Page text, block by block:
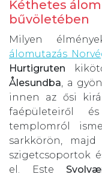
Kéthetes
bűvöletében
Milyen
álomutazás
Hurtigruten
Ålesundba , a
innen az ősi
faépületeiről
templomról
sarkkörön, majd
szigetcsoportok
el. Este